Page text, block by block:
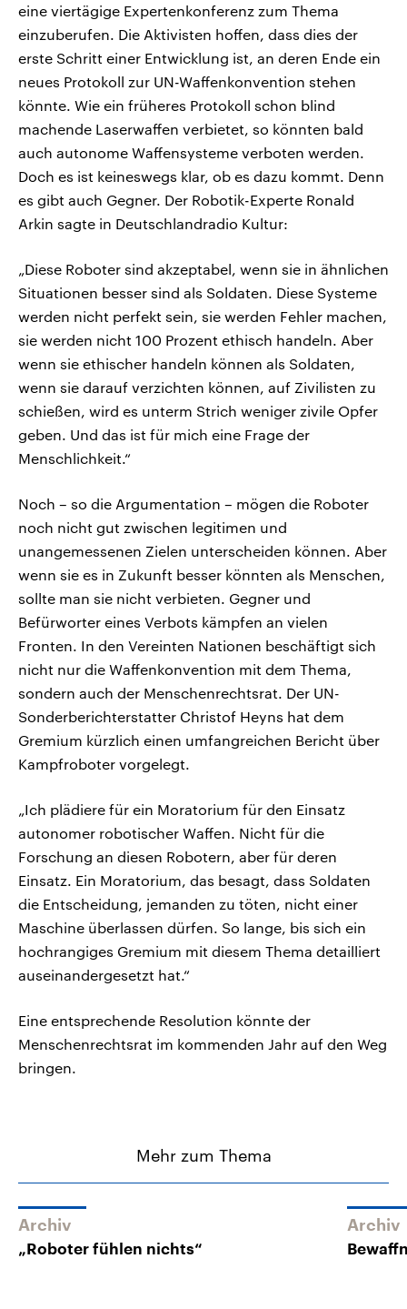
eine viertägige Expertenkonferenz zum Thema
einzuberufen. Die Aktivisten hoffen, dass dies der
erste Schritt einer Entwicklung ist, an deren Ende ein
neues Protokoll zur UN-Waffenkonvention stehen
könnte. Wie ein früheres Protokoll schon blind
machende Laserwaffen verbietet, so könnten bald
auch autonome Waffensysteme verboten werden.
Doch es ist keineswegs klar, ob es dazu kommt. Denn
es gibt auch Gegner. Der Robotik-Experte Ronald
Arkin sagte in Deutschlandradio Kultur:
„Diese Roboter sind akzeptabel, wenn sie in ähnlichen
Situationen besser sind als Soldaten. Diese Systeme
werden nicht perfekt sein, sie werden Fehler machen,
sie werden nicht 100 Prozent ethisch handeln. Aber
wenn sie ethischer handeln können als Soldaten,
wenn sie darauf verzichten können, auf Zivilisten zu
schießen, wird es unterm Strich weniger zivile Opfer
geben. Und das ist für mich eine Frage der
Menschlichkeit.“
Noch – so die Argumentation – mögen die Roboter
noch nicht gut zwischen legitimen und
unangemessenen Zielen unterscheiden können. Aber
wenn sie es in Zukunft besser könnten als Menschen,
sollte man sie nicht verbieten. Gegner und
Befürworter eines Verbots kämpfen an vielen
Fronten. In den Vereinten Nationen beschäftigt sich
nicht nur die Waffenkonvention mit dem Thema,
sondern auch der Menschenrechtsrat. Der UN-
Sonderberichterstatter Christof Heyns hat dem
Gremium kürzlich einen umfangreichen Bericht über
Kampfroboter vorgelegt.
„Ich plädiere für ein Moratorium für den Einsatz
autonomer robotischer Waffen. Nicht für die
Forschung an diesen Robotern, aber für deren
Einsatz. Ein Moratorium, das besagt, dass Soldaten
die Entscheidung, jemanden zu töten, nicht einer
Maschine überlassen dürfen. So lange, bis sich ein
hochrangiges Gremium mit diesem Thema detailliert
auseinandergesetzt hat.“
Eine entsprechende Resolution könnte der
Menschenrechtsrat im kommenden Jahr auf den Weg
bringen.
Mehr zum Thema
Archiv
„Roboter fühlen nichts“
Archiv